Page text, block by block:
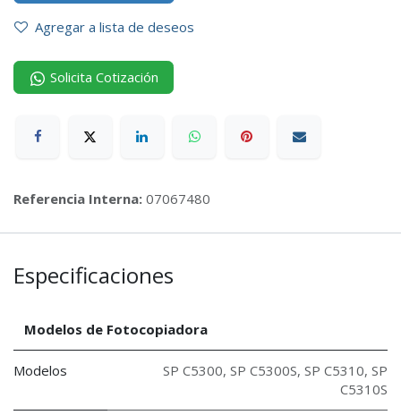
Agregar a lista de deseos
Solicita Cotización
Referencia Interna: 07067480
Especificaciones
Modelos de Fotocopiadora
Modelos SP C5300, SP C5300S, SP C5310, SP
C5310S